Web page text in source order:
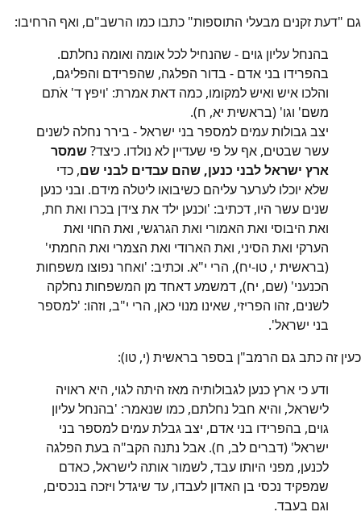
גם "דעת זקנים מבעלי התוספות" כתבו כמו הרשב"ם, ואף הרחיבו:
בהנחל עליון גוים - שהנחיל לכל אומה ואומה נחלתם.
בהפרידו בני אדם - בדור הפלגה, שהפרידם והפליגם,
והלכו איש ואיש למקומו, כמה דאת אמרת: 'ויפץ ד' אֹתם
משם' וגו' (בראשית יא, ח).
יצב גבולות עמים למספר בני ישראל - בירר נחלה לשנים
עשר שבטים, אף על פי שעדיין לא נולדו. כיצד?שמסר
ארץ ישראל לבני כנען, שהם עבדים לבני שם, כדי
שלא יוכלו לערער עליהם כשיבואו ליטלה מידם. ובני כנען
שנים עשר היו, דכתיב: 'וכנען ילד את צידן בכרו ואת חת,
ואת היבוסי ואת האמורי ואת הגרגשי, ואת החוי ואת
הערקי ואת הסיני, ואת הארודי ואת הצמרי ואת החמתי'
(בראשית י, טו-יח), הרי י"א. וכתיב: 'ואחר נפוצו משפחות
הכנעני' (שם, יח), דמשמע דאחד מן המשפחות נחלקה
לשנים, זהו הפריזי, שאינו מנוי כאן, הרי י"ב, וזהו: 'למספר
בני ישראל'.
כעין זה כתב גם הרמב"ן בספר בראשית (י, טו):
ודע כי ארץ כנען לגבולותיה מאז היתה לגוי, היא ראויה
לישראל, והיא חבל נחלתם, כמו שנאמר: 'בהנחל עליון
גוים, בהפרידו בני אדם, יצב גבלת עמים למספר בני
ישראל' (דברים לב, ח). אבל נתנה הקב"ה בעת הפלגה
לכנען, מפני היותו עבד, לשמור אותה לישראל, כאדם
שמפקיד נכסי בן האדון לעבדו, עד שיגדל ויזכה בנכסים,
וגם בעבד.